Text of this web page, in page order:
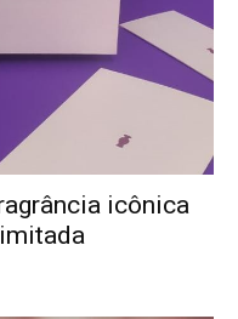
icônica